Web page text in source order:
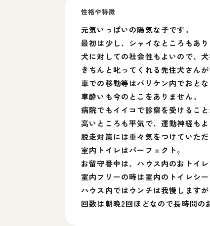
性格や特徴
元気いっぱいの陽気な子です。
最初は少し、シャイなところもあ
犬に対しての社会性もよいので、犬
きちんと叱ってくれる先住犬さん
車での移動等はバリケン内でおとな
車酔いも今のとこをありません。
病院でもイイコで診察を受けること
高いところも平気で、運動神経も
脱走対策には重々気をつけていた
室内トイレはパーフェクト。
お留守番中は、ハウス内のおトイレ
室内フリーの時は室内のトイレシー
ハウス内ではウンチは我慢しますが
回数は朝晩2回ほどなので長時間の